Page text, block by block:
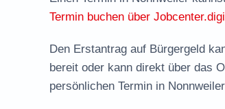
Termin buchen über
Den Erstantrag auf Bürgergeld
bereit oder kann direkt über das
persönlichen Termin in